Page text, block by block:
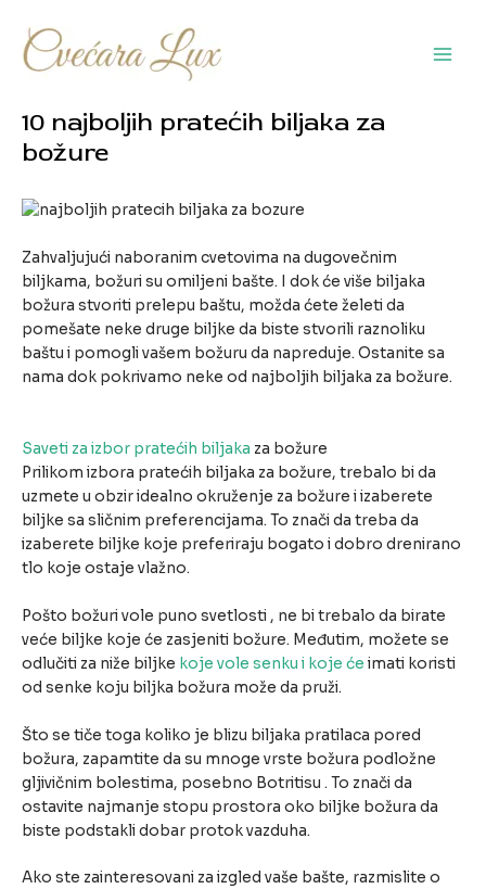
sadržaj
10 najboljih pratećih biljaka za
božure
Zahvaljujući naboranim cvetovima na dugovečnim
biljkama, božuri su omiljeni bašte. I dok će više biljaka
božura stvoriti prelepu baštu, možda ćete želeti da
pomešate neke druge biljke da biste stvorili raznoliku
baštu i pomogli vašem božuru da napreduje. Ostanite sa
nama dok pokrivamo neke od najboljih biljaka za božure.
Saveti za izbor pratećih biljaka za božure
Prilikom izbora pratećih biljaka za božure, trebalo bi da
uzmete u obzir idealno okruženje za božure i izaberete
biljke sa sličnim preferencijama. To znači da treba da
izaberete biljke koje preferiraju bogato i dobro drenirano
tlo koje ostaje vlažno.
Pošto božuri vole puno svetlosti , ne bi trebalo da birate
veće biljke koje će zasjeniti božure. Međutim, možete se
odlučiti za niže biljke koje vole senku i koje će imati koristi
od senke koju biljka božura može da pruži.
Što se tiče toga koliko je blizu biljaka pratilaca pored
božura, zapamtite da su mnoge vrste božura podložne
gljivičnim bolestima, posebno Botritisu . To znači da
ostavite najmanje stopu prostora oko biljke božura da
biste podstakli dobar protok vazduha.
Ako ste zainteresovani za izgled vaše bašte, razmislite o